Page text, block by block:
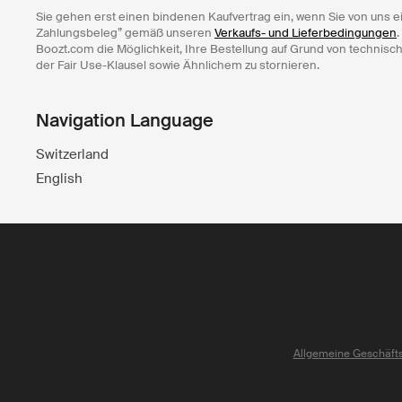
Sie gehen erst einen bindenen Kaufvertrag ein, wenn Sie von uns
Zahlungsbeleg” gemäß unseren Verkaufs- und Lieferbedingungen
Boozt.com die Möglichkeit, Ihre Bestellung auf Grund von
der Fair Use-Klausel sowie Ähnlichem zu stornieren.
Navigation Language
Switzerland
English
Allgemeine